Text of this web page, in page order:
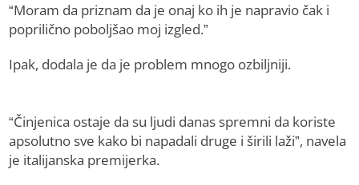
“Moram da priznam da je onaj ko ih je napravio čak i
poprilično poboljšao moj izgled.”
Ipak, dodala je da je problem mnogo ozbiljniji.
“Činjenica ostaje da su ljudi danas spremni da koriste
apsolutno sve kako bi napadali druge i širili laži”, navela
je italijanska premijerka.